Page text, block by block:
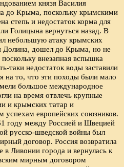
князя Василия
до Крыма, поскольку крымскими
степь и недостаток корма для
Голицына вернуться назад. В
небольшую атаку крымских
Долина, дошел до Крыма, но не
внезапная вспышка
таки недостаток воды заставили
на то, что эти походы были мало
большое международное
на время отвлечь крупные
и крымских татар и
успехам европейских союзников.
году между Россией и Швецией
русско-шведской войны был
договор. Россия возвратила
в Ливонии города и вернулась к
мирным договором